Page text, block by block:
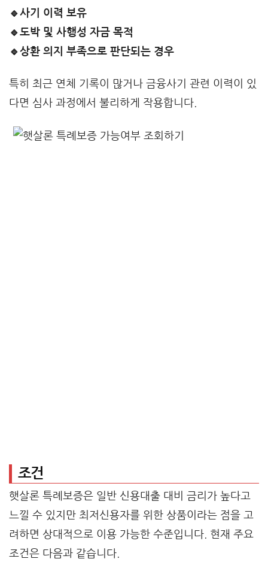
🔹사기 이력 보유
🔹도박 및 사행성 자금 목적
🔹상환 의지 부족으로 판단되는 경우
특히 최근 연체 기록이 많거나 금융사기 관련 이력이 있
다면 심사 과정에서 불리하게 작용합니다.
조건
햇살론 특례보증은 일반 신용대출 대비 금리가 높다고
느낄 수 있지만 최저신용자를 위한 상품이라는 점을 고
려하면 상대적으로 이용 가능한 수준입니다. 현재 주요
조건은 다음과 같습니다.